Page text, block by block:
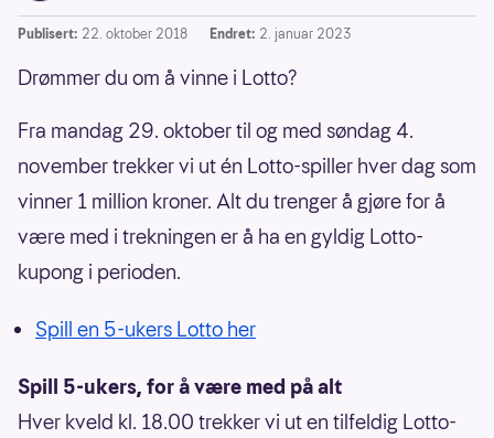
Publisert: 22. oktober 2018 Endret: 2. januar 2023
Drømmer du om å vinne i Lotto?
Fra mandag 29. oktober til og med søndag 4.
november trekker vi ut én Lotto-spiller hver dag som
vinner 1 million kroner. Alt du trenger å gjøre for å
være med i trekningen er å ha en gyldig Lotto-
kupong i perioden.
Spill en 5-ukers Lotto her
Spill 5-ukers, for å være med på alt
Hver kveld kl. 18.00 trekker vi ut en tilfeldig Lotto-